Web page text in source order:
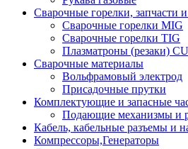
Сварочные горелки, запчасти
Сварочные горелки MIG
Сварочные горелки TIG
Плазматроны (резаки)
Сварочные материалы
Вольфрамовый электрод
Присадочные прутки
Комплектующие и запасные
Подающие механизмы и
Кабель, кабельные разъемы и
Компрессоры,Генераторы